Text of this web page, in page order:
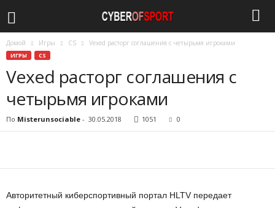
Домой Игры CS Vexed расторг соглашения с четырьмя игроками
ИГРЫ CS
Vexed расторг соглашения с
четырьмя игроками
По Misterunsociable - 30.05.2018 1051 0
Авторитетный киберспортивный портал HLTV передает